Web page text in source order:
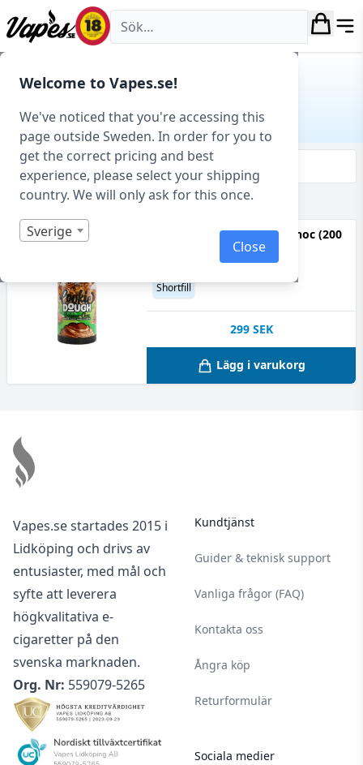
Welcome to Vapes.se!
We've noticed that you're accessing this
page outside Sweden. In order for you to
get the correct pricing and best
experience, please select your shipping
country. We will only ask for this once.
Sverige
Close
Vapes.se
Hem/ Produkt Smakprofil / Belgisk Choklad
BELGISK CHOKLAD
Filtrera & sortera
Visar 1 produkter av 1 totalt
Cookie Dough - Belgian Choc (200
Shortfill
299 SEK
Lägg i varukorg
Vapes.se startades 2015 i
Lidköping och drivs av
entusiaster, med mål och
syfte att leverera
högkvalitativa e-
cigaretter på den
svenska marknaden.
Org. Nr: 559079-5265
Kundtjänst
Guider & teknisk support
Vanliga frågor (FAQ)
Kontakta oss
Ångra köp
Returformulär
Sociala medier